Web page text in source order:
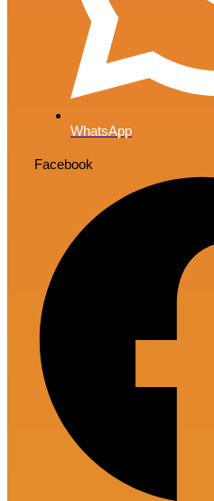
WhatsApp
Facebook